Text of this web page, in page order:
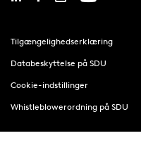
Tilgængelighedserklæring
Databeskyttelse på SDU
Cookie-indstillinger
Whistleblowerordning på SDU